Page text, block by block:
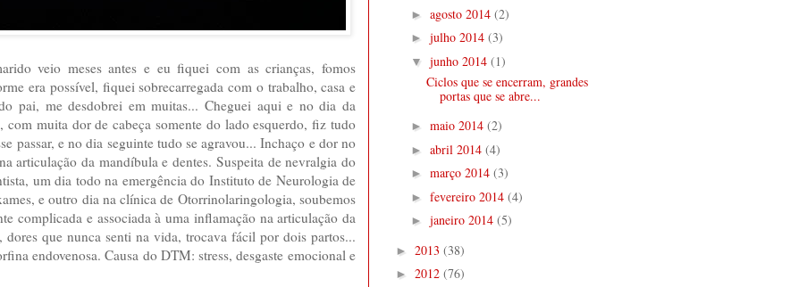
veio meses antes e eu fiquei com as crianças, fomos
era possível, fiquei sobrecarregada com o trabalho, casa e
pai, me desdobrei em muitas... Cheguei aqui e no dia da
com muita dor de cabeça somente do lado esquerdo, fiz tudo
passar, e no dia seguinte tudo se agravou... Inchaço e dor no
articulação da mandíbula e dentes. Suspeita de nevralgia do
um dia todo na emergência do Instituto de Neurologia de
e outro dia na clínica de Otorrinolaringologia, soubemos
complicada e associada à uma inflamação na articulação da
que nunca senti na vida, trocava fácil por dois partos...
endovenosa. Causa do DTM: stress, desgaste emocional e
► agosto 2014 (2)
► julho 2014 (3)
▼ junho 2014 (1)
Ciclos que se encerram, grandes
portas que se abre...
► maio 2014 (2)
► abril 2014 (4)
► março 2014 (3)
► fevereiro 2014 (4)
► janeiro 2014 (5)
► 2013 (38)
► 2012 (76)